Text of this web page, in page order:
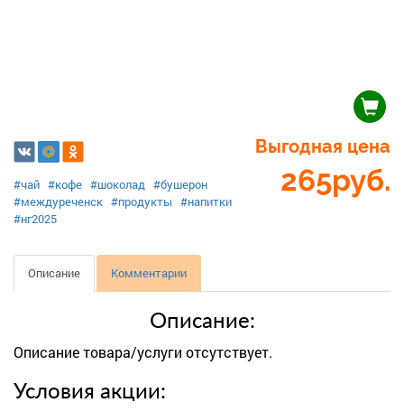
Выгодная цена
265руб.
#чай #кофе #шоколад #бушерон
#междуреченск #продукты #напитки
#нг2025
Описание Комментарии
Описание:
Описание товара/услуги отсутствует.
Условия акции: